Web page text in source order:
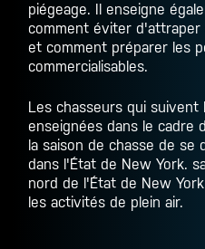
piégeage. Il enseigne
comment éviter d'attraper
et comment préparer les
commercialisables.
Les chasseurs qui
enseignées dans le cadre
la saison de chasse de se
dans l'État de New York.
nord de l'État de New York
les activités de plein air.